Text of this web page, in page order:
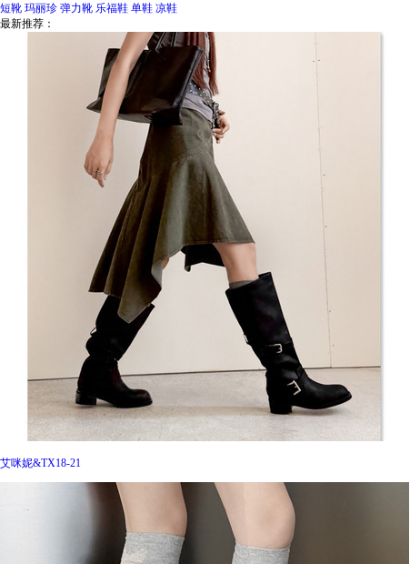
短靴 玛丽珍 弹力靴 乐福鞋 单鞋 凉鞋
最新推荐：
艾咪妮&TX18-21